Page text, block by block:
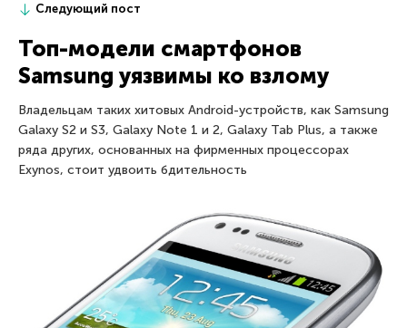
Следующий пост
Топ-модели смартфонов
Samsung уязвимы ко взлому
Владельцам таких хитовых Android-устройств, как Samsung
Galaxy S2 и S3, Galaxy Note 1 и 2, Galaxy Tab Plus, а также
ряда других, основанных на фирменных процессорах
Exynos, стоит удвоить бдительность